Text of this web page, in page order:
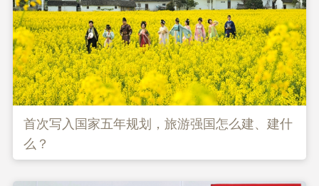
首次写入国家五年规划，旅游强国怎么建、建什
么？